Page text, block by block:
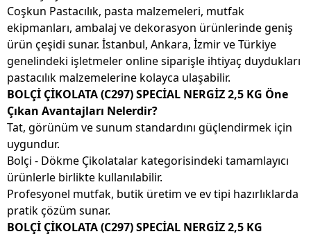
Coşkun Pastacılık, pasta malzemeleri, mutfak
ekipmanları, ambalaj ve dekorasyon ürünlerinde geniş
ürün çeşidi sunar. İstanbul, Ankara, İzmir ve Türkiye
genelindeki işletmeler online siparişle ihtiyaç duydukları
pastacılık malzemelerine kolayca ulaşabilir.
BOLÇİ ÇİKOLATA (C297) SPECİAL NERGİZ 2,5 KG Öne
Çıkan Avantajları Nelerdir?
Tat, görünüm ve sunum standardını güçlendirmek için
uygundur.
Bolçi - Dökme Çikolatalar kategorisindeki tamamlayıcı
ürünlerle birlikte kullanılabilir.
Profesyonel mutfak, butik üretim ve ev tipi hazırlıklarda
pratik çözüm sunar.
BOLÇİ ÇİKOLATA (C297) SPECİAL NERGİZ 2,5 KG